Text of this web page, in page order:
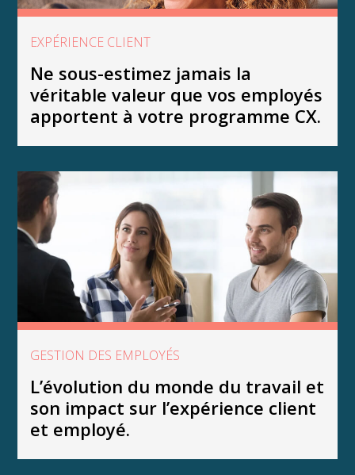
EXPÉRIENCE CLIENT
Ne sous-estimez jamais la
véritable valeur que vos employés
apportent à votre programme CX.
GESTION DES EMPLOYÉS
L’évolution du monde du travail et
son impact sur l’expérience client
et employé.